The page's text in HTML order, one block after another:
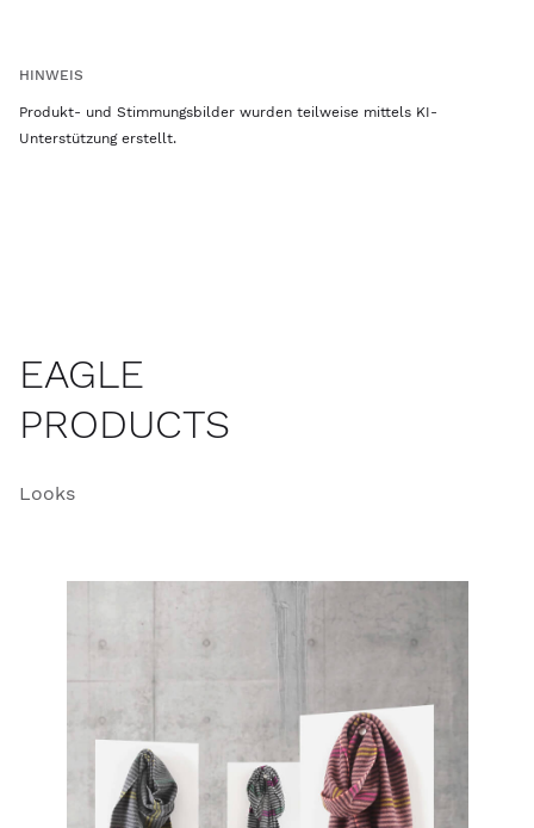
HINWEIS
Produkt- und Stimmungsbilder wurden teilweise mittels KI-
Unterstützung erstellt.
EAGLE
PRODUCTS
Looks